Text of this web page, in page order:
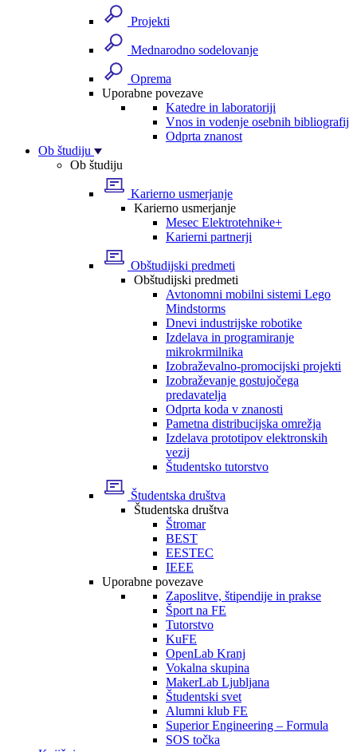
Projekti
Mednarodno sodelovanje
Oprema
Uporabne povezave
Katedre in laboratoriji
Vnos in vodenje osebnih bibliografij
Odprta znanost
Ob študiju
Ob študiju
Karierno usmerjanje
Karierno usmerjanje
Mesec Elektrotehnike+
Karierni partnerji
Obštudijski predmeti
Obštudijski predmeti
Avtonomni mobilni sistemi Lego
Mindstorms
Dnevi industrijske robotike
Izdelava in programiranje
mikrokrmilnika
Izobraževalno-promocijski projekti
Izobraževanje gostujočega
predavatelja
Odprta koda v znanosti
Pametna distribucijska omrežja
Izdelava prototipov elektronskih
vezij
Študentsko tutorstvo
Študentska društva
Študentska društva
Štromar
BEST
EESTEC
IEEE
Uporabne povezave
Zaposlitve, štipendije in prakse
Šport na FE
Tutorstvo
KuFE
OpenLab Kranj
Vokalna skupina
MakerLab Ljubljana
Študentski svet
Alumni klub FE
Superior Engineering – Formula
SOS točka